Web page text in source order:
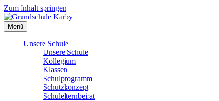
Zum Inhalt springen
Menü
Unsere Schule
Unsere Schule
Kollegium
Klassen
Schulprogramm
Schutzkonzept
Schulelternbeirat